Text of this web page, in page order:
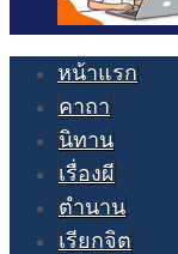
หน้าแรก
คาถา
นิทาน
เรื่องผี
ตำนาน
เรียกจิต